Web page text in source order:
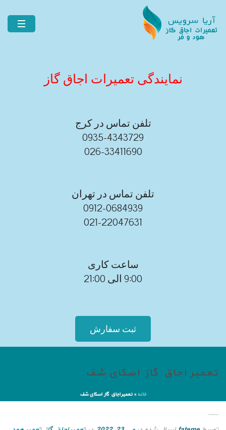
نمایندگی تعمیرات اجاق گاز
تلفن تماس در کرج
0935-4343729
026-33411690
تلفن تماس در تهران
0912-0684939
021-22047631
ساعت کاری
9:00 الی 21:00
ثبت سفارش
تعمیر اجاق گاز اسکای شف
خانه » تعمیر اجاق گاز اسکای شف
تعمیر اجاق گاز اسکای شف